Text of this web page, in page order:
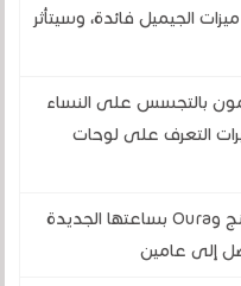
الجيميل فائدة، وسيتأثر
بالتجسس على النساء
التعرف على لوحات
Casio تتحدى شركتي سامسونج وOura بساعتها الجديدة
إلى عامين